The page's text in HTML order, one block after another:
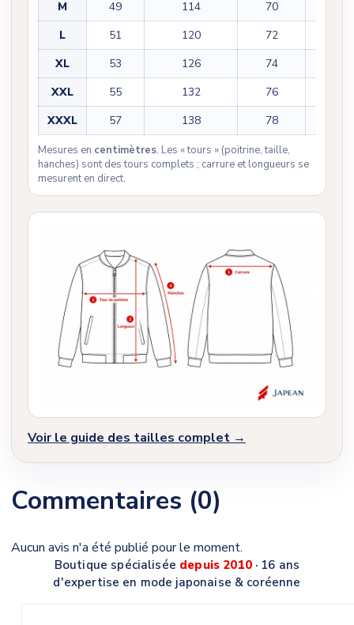
M
49 114 70
L
51 120 72
XL
53 126 74
XXL
55 132 76
XXXL
57 138 78
Mesures en centimètres. Les « tours » (poitrine, taille,
hanches) sont des tours complets ; carrure et longueurs se
mesurent en direct.
Voir le guide des tailles complet →
Commentaires (0)
Aucun avis n'a été publié pour le moment.
Boutique spécialisée depuis 2010· 16 ans
d'expertise en mode japonaise & coréenne